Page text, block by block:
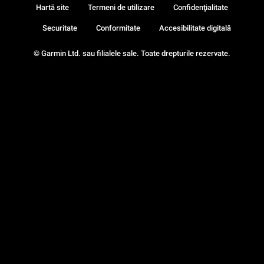
© Garmin Ltd. sau filialele sale. Toate drepturile rezervate.
Hartă site Termeni de utilizare Confidenţialitate
Securitate Conformitate Accesibilitate digitală